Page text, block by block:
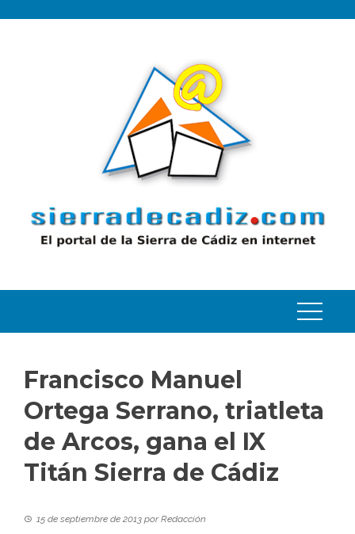
Francisco Manuel
Ortega Serrano, triatleta
de Arcos, gana el IX
Titán Sierra de Cádiz
15 de septiembre de 2013 porRedacción